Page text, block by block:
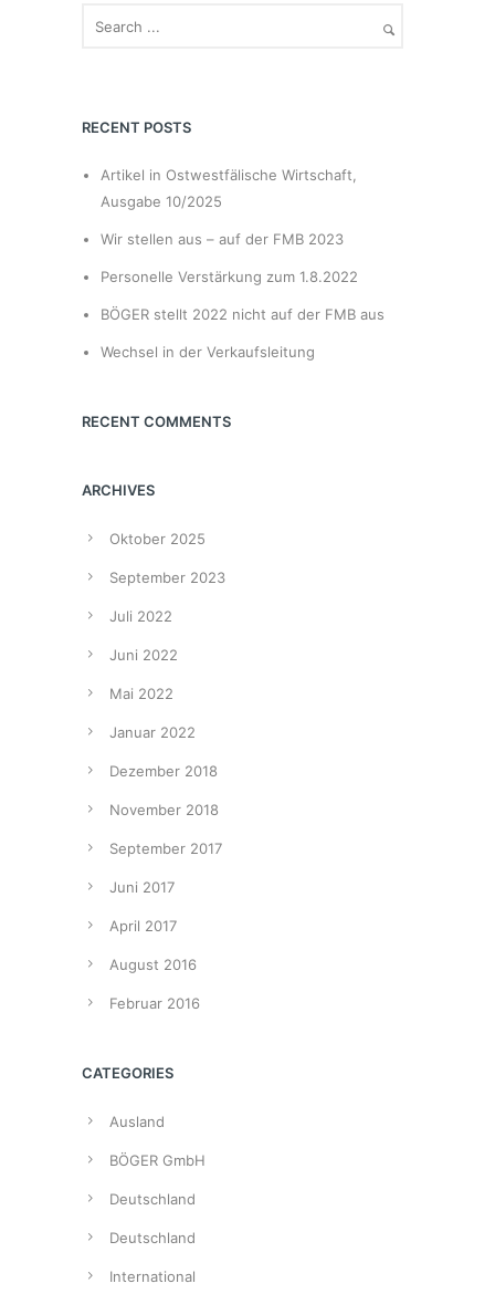
RECENT POSTS
Artikel in Ostwestfälische Wirtschaft,
Ausgabe 10/2025
Wir stellen aus – auf der FMB 2023
Personelle Verstärkung zum 1.8.2022
BÖGER stellt 2022 nicht auf der FMB aus
Wechsel in der Verkaufsleitung
RECENT COMMENTS
ARCHIVES
Oktober 2025
September 2023
Juli 2022
Juni 2022
Mai 2022
Januar 2022
Dezember 2018
November 2018
September 2017
Juni 2017
April 2017
August 2016
Februar 2016
CATEGORIES
Ausland
BÖGER GmbH
Deutschland
Deutschland
International